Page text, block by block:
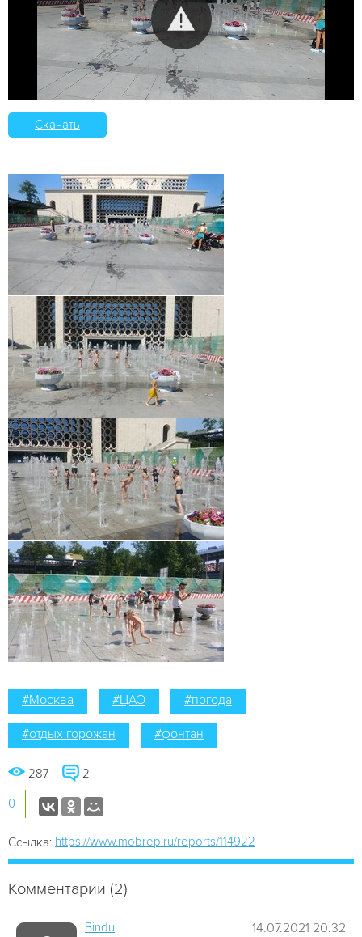
Скачать
#Москва #ЦАО #погода
#отдых горожан #фонтан
287 2
0
Ссылка: https://www.mobrep.ru/reports/114922
Комментарии (2)
Bindu 14.07.2021 20:32